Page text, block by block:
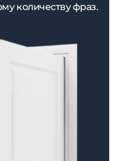
количеству фраз.